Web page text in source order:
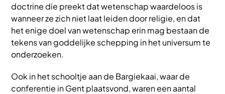
doctrine die preekt dat wetenschap waardeloos is
wanneer ze zich niet laat leiden door religie, en dat
het enige doel van wetenschap erin mag bestaan de
tekens van goddelijke schepping in het universum te
onderzoeken.
Ook in het schooltje aan de Bargiekaai, waar de
conferentie in Gent plaatsvond, waren een aantal